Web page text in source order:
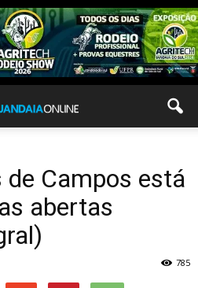
de Campos está
abertas
785